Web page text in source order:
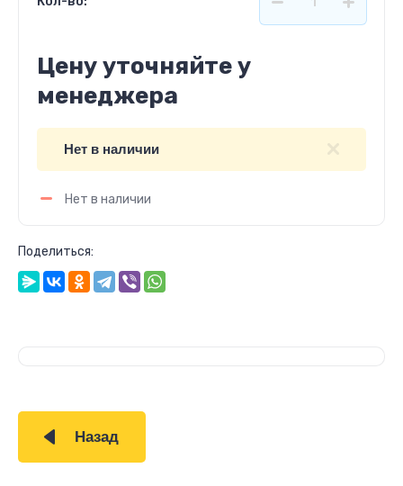
Цену уточняйте у
менеджера
Нет в наличии
Нет в наличии
Поделиться:
Назад